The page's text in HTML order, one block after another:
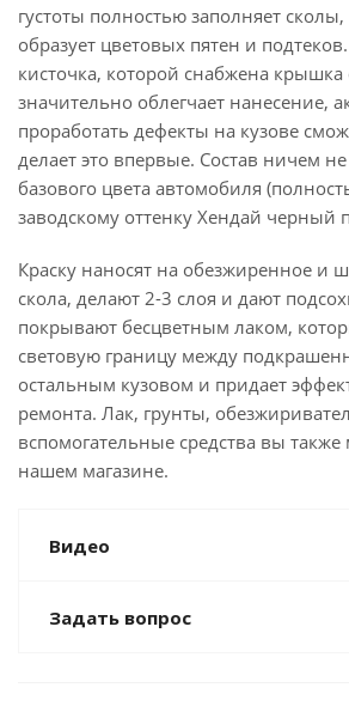
густоты полностью заполняет
образует цветовых пятен и
кисточка, которой снабжена крышка
значительно облегчает нанесение,
проработать дефекты на кузове
делает это впервые. Состав ничем не
базового цвета автомобиля
заводскому оттенку Хендай черный
Краску наносят на обезжиренное и
скола, делают 2-3 слоя и дают
покрывают бесцветным лаком,
световую границу между
остальным кузовом и придает
ремонта. Лак, грунты,
вспомогательные средства вы также
нашем магазине.
Видео
Задать вопрос